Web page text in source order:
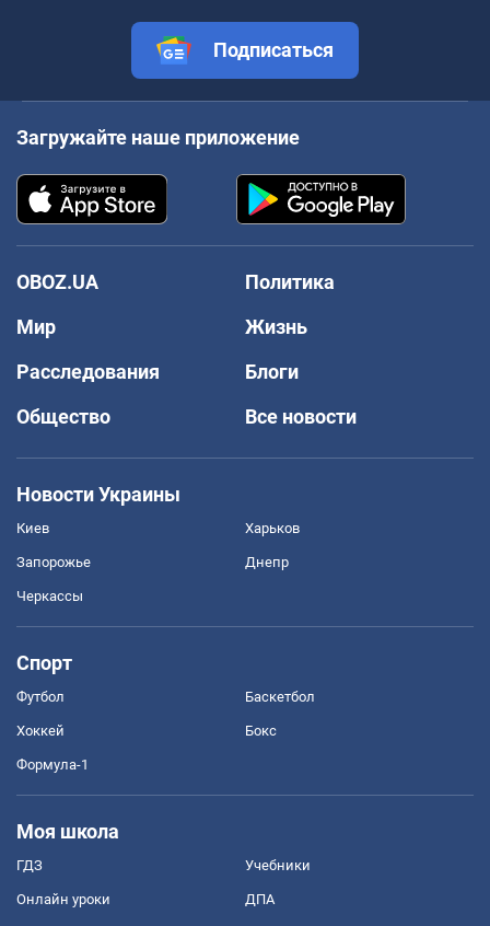
Подписаться
Загружайте наше приложение
OBOZ.UA
Политика
Мир
Жизнь
Расследования
Блоги
Общество
Все новости
Новости Украины
Киев Харьков
Запорожье Днепр
Черкассы
Спорт
Футбол Баскетбол
Хоккей Бокс
Формула-1
Моя школа
ГДЗ Учебники
Онлайн уроки ДПА